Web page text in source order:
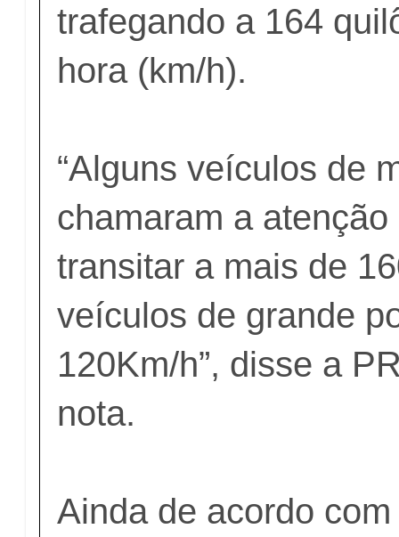
trafegando a 164
hora (km/h).
“Alguns veículos de
chamaram a
transitar a mais de
veículos de grande
120Km/h”, disse a
nota.
Ainda de acordo